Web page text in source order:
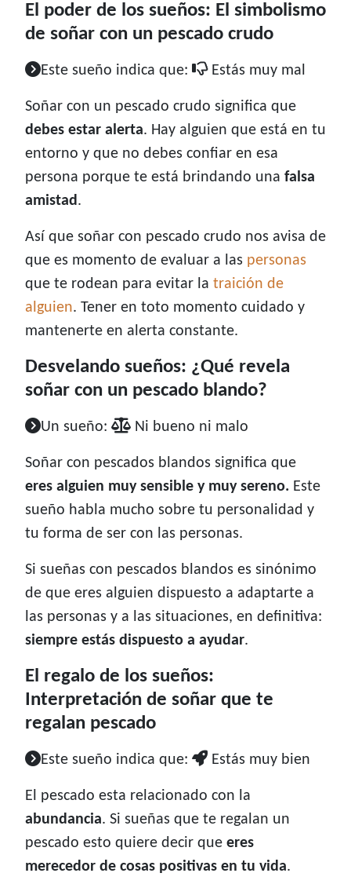
El poder de los sueños: El simbolismo
de soñar con un pescado crudo
Este sueño indica que: Estás muy mal
Soñar con un pescado crudo significa que
debes estar alerta. Hay alguien que está en tu
entorno y que no debes confiar en esa
persona porque te está brindando una falsa
amistad.
Así que soñar con pescado crudo nos avisa de
que es momento de evaluar a las personas
que te rodean para evitar la traición de
alguien. Tener en toto momento cuidado y
mantenerte en alerta constante.
Desvelando sueños: ¿Qué revela
soñar con un pescado blando?
Un sueño: Ni bueno ni malo
Soñar con pescados blandos significa que
eres alguien muy sensible y muy sereno. Este
sueño habla mucho sobre tu personalidad y
tu forma de ser con las personas.
Si sueñas con pescados blandos es sinónimo
de que eres alguien dispuesto a adaptarte a
las personas y a las situaciones, en definitiva:
siempre estás dispuesto a ayudar.
El regalo de los sueños:
Interpretación de soñar que te
regalan pescado
Este sueño indica que: Estás muy bien
El pescado esta relacionado con la
abundancia. Si sueñas que te regalan un
pescado esto quiere decir que eres
merecedor de cosas positivas en tu vida.